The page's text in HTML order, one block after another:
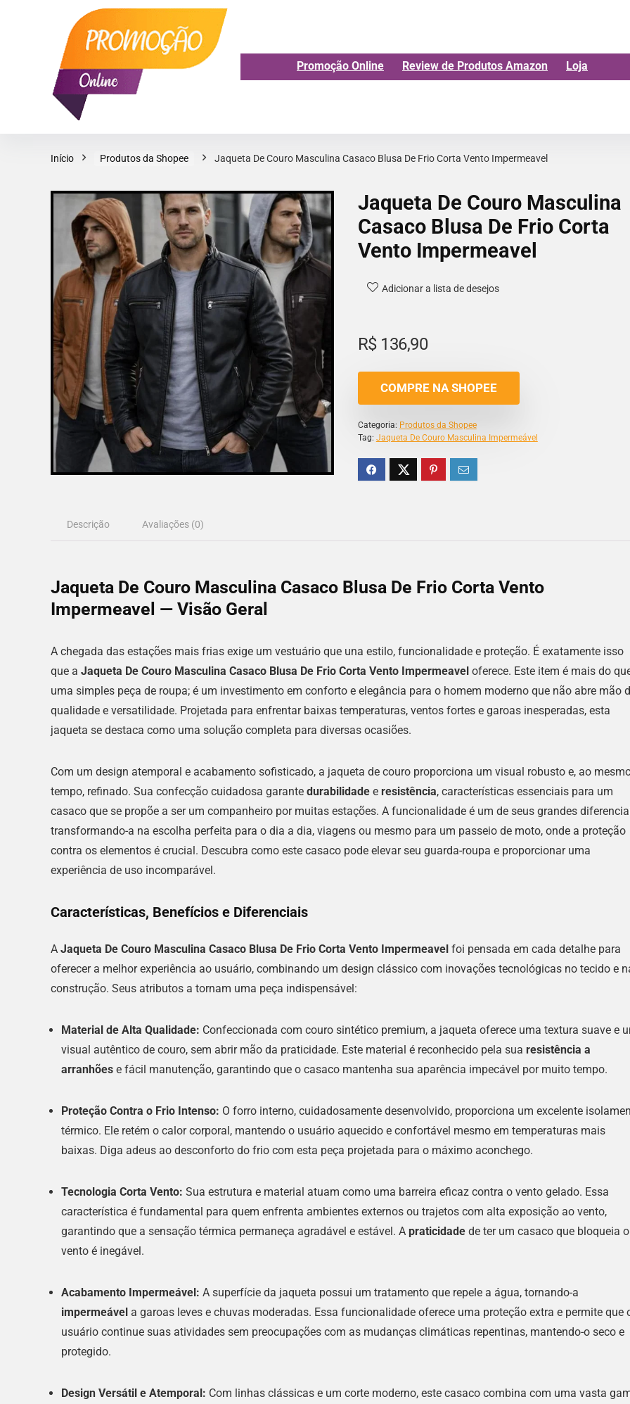
Promoção Online Review de Produtos Amazon Loja
Início Produtos da Shopee Jaqueta De Couro Masculina Casaco Blusa De Frio Corta Vento Impermeavel
Jaqueta De Couro Masculina
Casaco Blusa De Frio Corta
Vento Impermeavel
Adicionar a lista de desejos
R$136,90
COMPRE NA SHOPEE
Categoria: Produtos da Shopee
Tag: Jaqueta De Couro Masculina Impermeável
Descrição Avaliações (0)
Jaqueta De Couro Masculina Casaco Blusa De Frio Corta Vento
Impermeavel — Visão Geral
A chegada das estações mais frias exige um vestuário que una estilo, funcionalidade e proteção. É exatamente isso
que a Jaqueta De Couro Masculina Casaco Blusa De Frio Corta Vento Impermeavel oferece. Este item é mais do
uma simples peça de roupa; é um investimento em conforto e elegância para o homem moderno que não abre mão
qualidade e versatilidade. Projetada para enfrentar baixas temperaturas, ventos fortes e garoas inesperadas, esta
jaqueta se destaca como uma solução completa para diversas ocasiões.
Com um design atemporal e acabamento sofisticado, a jaqueta de couro proporciona um visual robusto e, ao
tempo, refinado. Sua confecção cuidadosa garante durabilidade e resistência, características essenciais para um
casaco que se propõe a ser um companheiro por muitas estações. A funcionalidade é um de seus grandes
transformando-a na escolha perfeita para o dia a dia, viagens ou mesmo para um passeio de moto, onde a proteção
contra os elementos é crucial. Descubra como este casaco pode elevar seu guarda-roupa e proporcionar uma
experiência de uso incomparável.
Características, Benefícios e Diferenciais
A Jaqueta De Couro Masculina Casaco Blusa De Frio Corta Vento Impermeavel foi pensada em cada detalhe para
oferecer a melhor experiência ao usuário, combinando um design clássico com inovações tecnológicas no tecido e
construção. Seus atributos a tornam uma peça indispensável:
Material de Alta Qualidade: Confeccionada com couro sintético premium, a jaqueta oferece uma textura suave e
visual autêntico de couro, sem abrir mão da praticidade. Este material é reconhecido pela sua resistência a
arranhões e fácil manutenção, garantindo que o casaco mantenha sua aparência impecável por muito tempo.
Proteção Contra o Frio Intenso: O forro interno, cuidadosamente desenvolvido, proporciona um excelente
térmico. Ele retém o calor corporal, mantendo o usuário aquecido e confortável mesmo em temperaturas mais
baixas. Diga adeus ao desconforto do frio com esta peça projetada para o máximo aconchego.
Tecnologia Corta Vento: Sua estrutura e material atuam como uma barreira eficaz contra o vento gelado. Essa
característica é fundamental para quem enfrenta ambientes externos ou trajetos com alta exposição ao vento,
garantindo que a sensação térmica permaneça agradável e estável. A praticidade de ter um casaco que bloqueia o
vento é inegável.
Acabamento Impermeável: A superfície da jaqueta possui um tratamento que repele a água, tornando-a
impermeável a garoas leves e chuvas moderadas. Essa funcionalidade oferece uma proteção extra e permite que
usuário continue suas atividades sem preocupações com as mudanças climáticas repentinas, mantendo-o seco e
protegido.
Design Versátil e Atemporal: Com linhas clássicas e um corte moderno, este casaco combina com uma vasta